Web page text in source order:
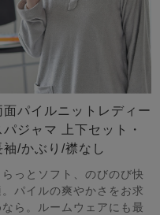
面パイルニットレディー
パジャマ 上下セット・
袖/かぶり/襟なし
らっとソフト、のびのび快
。パイルの爽やかさをお求
なら。ルームウェアにも最